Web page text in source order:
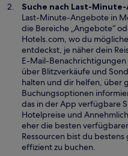
e
r
g
e
ö
f
f
n
e
t
Suche nach Last-
Last-Minute-Angebote in
die Bereiche „Angebote“
Hotels.com, wo du
entdeckst, je näher dein
E-Mail-
über Blitzverkäufe und
halten und dir helfen, über
Buchungsoptionen
das in der App verfügbare
Hotelpreise und
eher die besten
Ressourcen bist du
effizient zu buchen.